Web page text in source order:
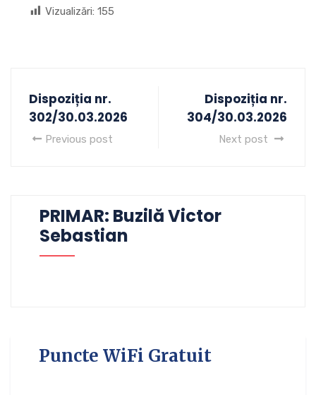
Vizualizări: 155
Dispoziția nr.
302/30.03.2026
Previous post
Dispoziția nr.
304/30.03.2026
Next post
PRIMAR: Buzilă Victor
Sebastian
Puncte WiFi Gratuit